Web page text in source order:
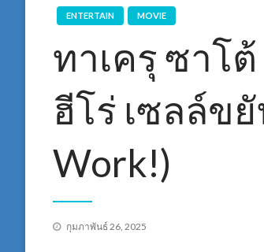
ENTERTAIN MOVIE
ทาเครุ ซาโ
ฮีโร่ เซลล์ข
Work!)
Posted
กุมภาพันธ์ 26, 2025